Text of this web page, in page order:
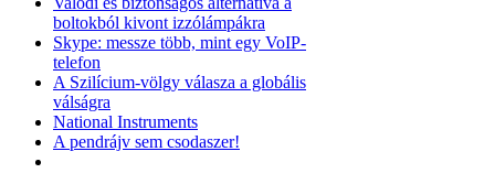
boltokból kivont izzólámpákra
Skype: messze több, mint egy VoIP-
telefon
A Szilícium-völgy válasza a globális
válságra
National Instruments
A pendrájv sem csodaszer!